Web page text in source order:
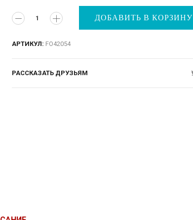
ДОБАВИТЬ В КОРЗИНУ
АРТИКУЛ: FO42054
РАССКАЗАТЬ ДРУЗЬЯМ